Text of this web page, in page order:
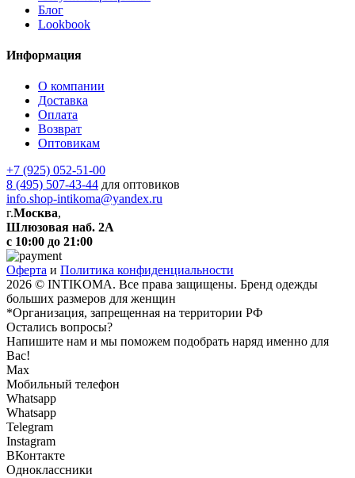
Блог
Lookbook
Информация
О компании
Доставка
Оплата
Возврат
Оптовикам
+7 (925) 052-51-00
8 (495) 507-43-44 для оптовиков
info.shop-intikoma@yandex.ru
г.Москва,
Шлюзовая наб. 2А
с 10:00 до 21:00
Оферта и Политика конфиденциальности
2026 © INTIKOMA. Все права защищены. Бренд одежды
больших размеров для женщин
*Организация, запрещенная на территории РФ
Остались вопросы?
Напишите нам и мы поможем подобрать наряд именно для
Вас!
Max
Мобильный телефон
Whatsapp
Whatsapp
Telegram
Instagram
ВКонтакте
Одноклассники